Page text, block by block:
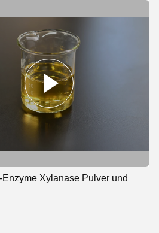
Xylanase Pulver und